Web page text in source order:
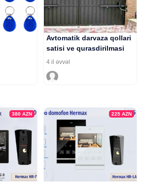
Avtomatik darvaza qollari
satisi ve qurasdirilmasi
4 il əvvəl
380 AZN 225 AZN